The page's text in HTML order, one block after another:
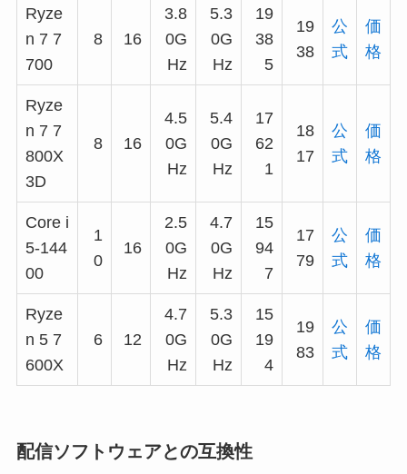
Ryze
n 7 7
700
8 16
3.8
0G
Hz
5.3
0G
Hz
19
38
5
19
38
公
式
価
格
Ryze
n 7 7
800X
3D
8 16
4.5
0G
Hz
5.4
0G
Hz
17
62
1
18
17
公
式
価
格
Core i
5-144
00
1
0
16
2.5
0G
Hz
4.7
0G
Hz
15
94
7
17
79
公
式
価
格
Ryze
n 5 7
600X
6 12
4.7
0G
Hz
5.3
0G
Hz
15
19
4
19
83
公
式
価
格
配信ソフトウェアとの互換性